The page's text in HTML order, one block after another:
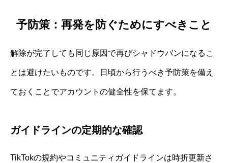
予防策：再発を防ぐためにすべきこと
解除が完了しても同じ原因で再びシャドウバンになるこ
とは避けたいものです。日頃から行うべき予防策を備え
ておくことでアカウントの健全性を保てます。
ガイドラインの定期的な確認
TikTokの規約やコミュニティガイドラインは時折更新さ